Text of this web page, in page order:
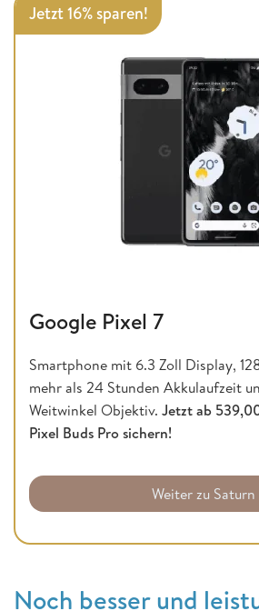
Jetzt 16% sparen!
Google Pixel 7
Smartphone mit 6.3 Zoll Display,
mehr als 24 Stunden Akkulaufzeit
Weitwinkel Objektiv. Jetzt ab
Pixel Buds Pro sichern!
Weiter zu Saturn
Noch besser und